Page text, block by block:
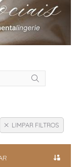
LIMPAR FILTROS